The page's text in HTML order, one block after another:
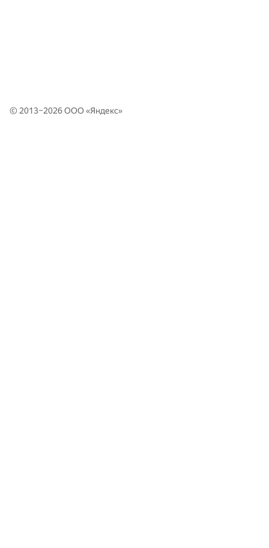
© 2013–2026 ООО «Яндекс»